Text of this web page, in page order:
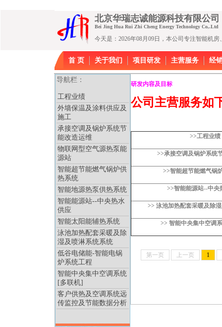
北京华瑞志诚能源科技有限公
Bei Jing Hua Rui Zhi Cheng Energy Technology Co,.Ltd
今天是：2026年08月09日，本公司专注智能机
首 页 关于我们 项目研发 主营服务 经
导航栏：
工程业绩
外墙保温及涂料供应及
施工
承接空调及锅炉系统节
能改造运维
物联网型空气源热泵能
源站
智能超节能燃气锅炉供
热系统
智能地源热泵供热系统
智能能源站--中央热水
供应
智能太阳能辅热系统
泳池加热配套采暖及除
湿及喷淋系统系统
低谷电储能-智能电锅
炉系统工程
智能中央集中空调系统
[多联机]
客户供热及空调系统远
传监控及节能数据分析
研发内容及目标
公司主营服务如
>>工程业绩
>>承接空调及锅炉系统
>>智能超节能燃气锅
>>智能能源站--中央
>> 泳池加热配套采暖及除
>> 智能中央集中空调
第一页 上一页 1